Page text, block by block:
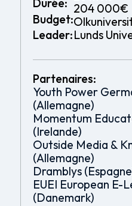
Durée:
Budget:
Leader:
204 000€
Lunds
Partenaires:
Youth Power
(Allemagne)
Momentum
(Irelande)
Outside Media &
(Allemagne)
Dramblys
EUEI European E-
(Danemark)